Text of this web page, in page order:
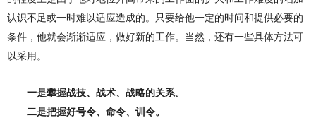
认识不足或一时难以适应造成的。只要给他一定的时间和提供必要的
条件，他就会渐渐适应，做好新的工作。当然，还有一些具体方法可
以采用。
一是攀握战技、战术、战略的关系。
二是把握好号令、命令、训令。